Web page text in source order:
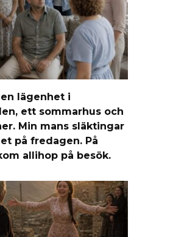
lägenhet i
ett sommarhus och
Min mans släktingar
på fredagen. På
allihop på besök.